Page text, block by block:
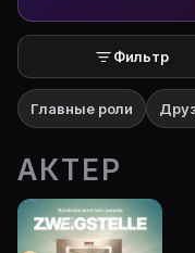
Фильтр
Главные роли
АКТЕР